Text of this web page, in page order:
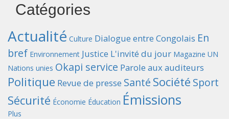
Catégories
Actualité Culture Dialogue entre Congolais En
bref Environnement Justice L'invité du jour Magazine UN
Nations unies Okapi service Parole aux auditeurs
Politique Revue de presse Santé Société Sport
Sécurité Économie Éducation Émissions
Plus